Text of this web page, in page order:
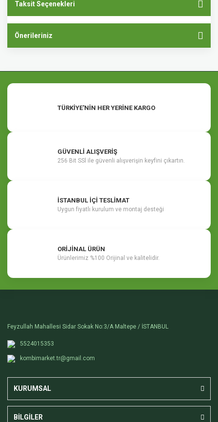
Taksit Seçenekleri
Önerileriniz
TÜRKİYE'NİN HER YERİNE KARGO
GÜVENLİ ALIŞVERİŞ
256 Bit SSl ile güvenli alışverişin keyfini çıkartın.
İSTANBUL İÇİ TESLİMAT
Uygun fiyatlı kurulum ve montaj desteği
ORİJİNAL ÜRÜN
Ürünlerimiz %100 Orijinal ve kalitelidir.
Feyzullah Mahallesi Sidar Sokak No:3/A Maltepe / İSTANBUL
5524015353
kombimarket.tr@gmail.com
KURUMSAL
BİLGİLER